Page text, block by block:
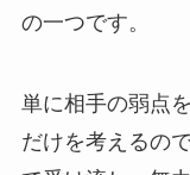
の一つです。
単に相手の弱点
だけを考えるの